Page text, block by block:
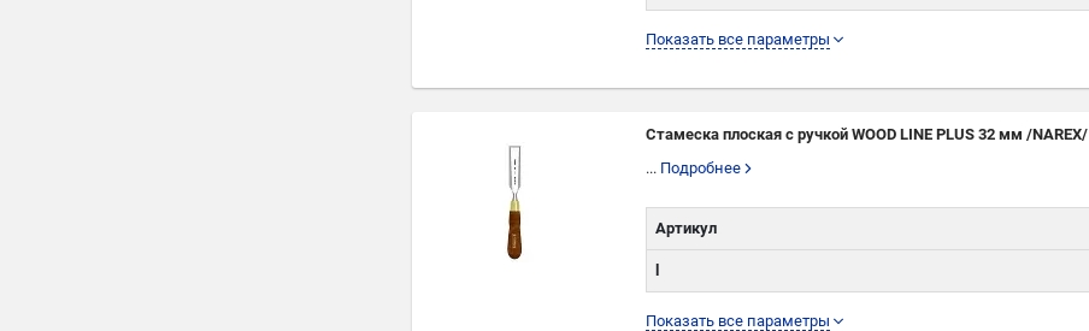
Показать все параметры
L
Стамеска плоская с ручкой WOOD LINE PLUS 32 мм /NAREX/
... Подробнее
Показать все параметры
Артикул
L